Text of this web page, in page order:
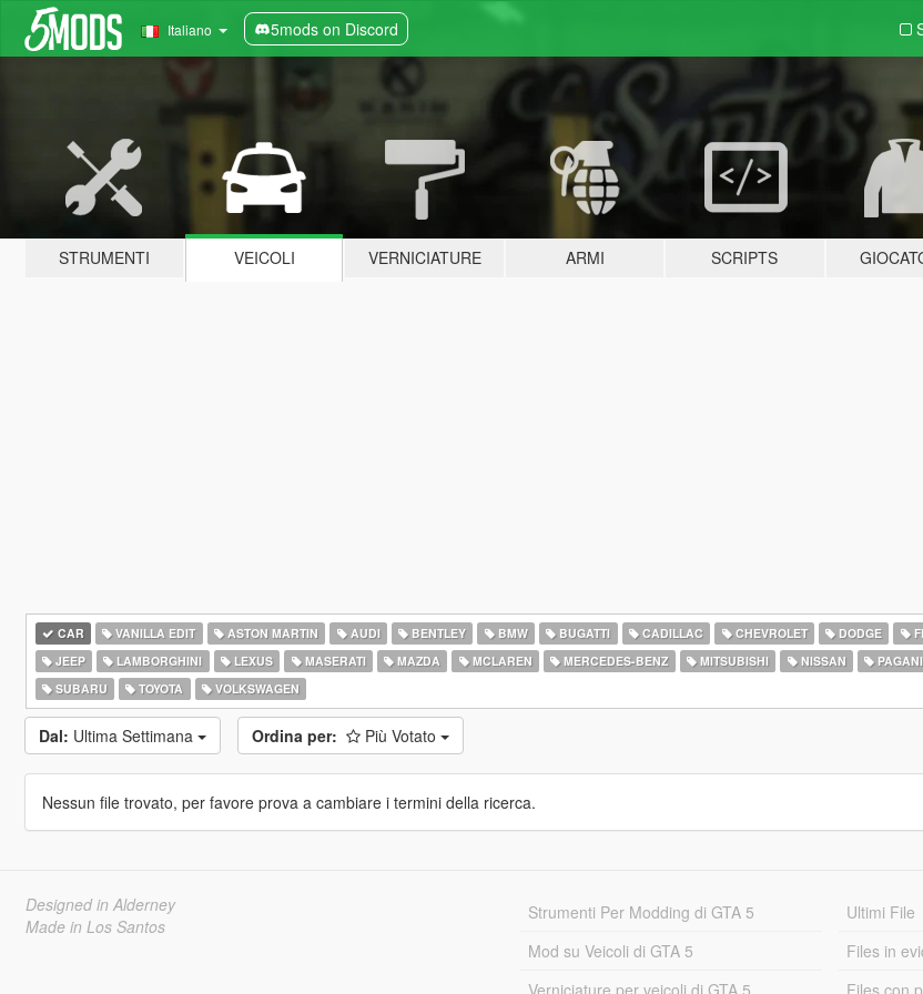
Italiano 5mods on Discord
STRUMENTI VEICOLI VERNICIATURE ARMI SCRIPTS
CAR VANILLA EDIT ASTON MARTIN AUDI BENTLEY BMW BUGATTI CADILLAC CHEVROLET DODGE
JEEP
LAMBORGHINI LEXUS MASERATI MAZDA MCLAREN MERCEDES-BENZ MITSUBISHI NISSAN PAGANI
SUBARU
TOYOTA VOLKSWAGEN
Dal: Ultima Settimana Ordina per: Più Votato
Nessun file trovato, per favore prova a cambiare i termini della ricerca.
Designed in Alderney
Made in Los Santos
Strumenti Per Modding di GTA 5
Mod su Veicoli di GTA 5
Verniciature per veicoli di GTA 5
Ultimi File
Files in
Files con